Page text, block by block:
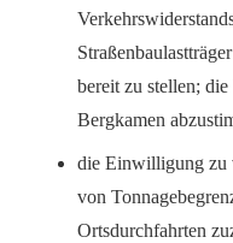
bereit zu stellen;
Bergkamen
die Einwilligung zu
von
Ortsdurchfahrten